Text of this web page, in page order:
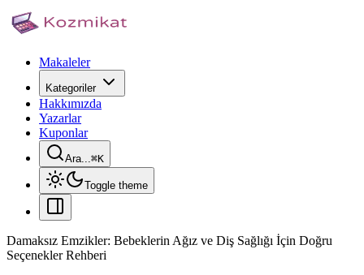
Makaleler
Kategoriler
Hakkımızda
Yazarlar
Kuponlar
Ara...⌘K
Toggle theme
Damaksız Emzikler: Bebeklerin Ağız ve Diş Sağlığı İçin Doğru
Seçenekler Rehberi